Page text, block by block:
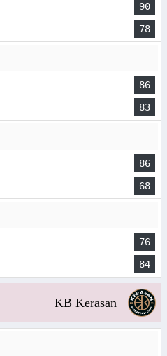
90
78
86
83
86
68
76
84
KB Kerasan